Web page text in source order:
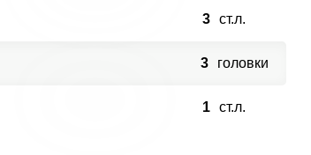
3 ст.л.
3 головки
1 ст.л.